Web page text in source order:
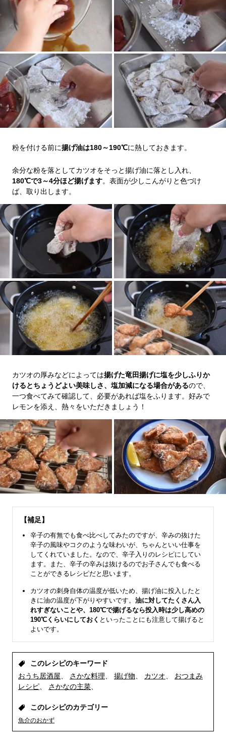
粉を付ける前に揚げ油は180～190℃に熱しておきます。
余分な粉を落としてカツオをそっと揚げ油に落とし入れ、
180℃で3～4分ほど揚げます。表面が少しこんがりと色づけ
ば、取り出します。
カツオの厚みなどによっては揚げた竜田揚げに塩を少しふりか
けるとちょうどよい美味しさ、塩加減になる場合があるので、
一つ食べてみて確認して、必要があれば塩をふります。好みで
レモンを添え、熱々をいただきましょう！
【補足】
辛子の有無でも食べ比べしてみたのですが、辛みの抜けた
辛子の風味やコクのような味わいが、ちゃんといい仕事を
してくれていました。なので、辛子入りのレシピにしてい
ます。また、辛子の辛みは抜けるのでお子さんでも食べる
ことができるレシピだと思います。
カツオの刺身自体の温度が低いため、揚げ油に投入したと
きに油の温度が下がりやすいです。 油に対してたくさん入
れすぎないことや、180℃で揚げるなら投入時は少し高めの
190℃くらいにしておく といったことにも注意して揚げると
よいです。
このレシピのキーワード
おうち居酒屋
さかな料理 揚げ物 カツオ
おつまみ
レシピ
さかなの主菜
このレシピのカテゴリー
魚介のおかず